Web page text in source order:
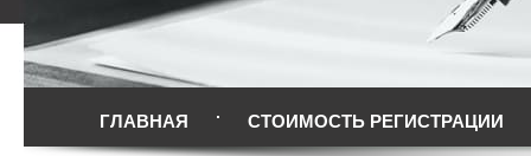
ГЛАВНАЯ СТОИМОСТЬ РЕГИСТРАЦИИ